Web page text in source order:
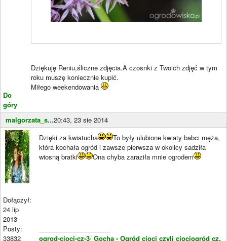
Do
góry
Dziękuję Reniu,śliczne zdjęcia.A czosnki z Twoich zdjęć w tym
roku muszę koniecznie kupić.
Miłego weekendowania
malgorzata_s...20:43, 23 sie 2014
Dołączył:
24 lip
2013
Posty:
33832
Dzięki za kwiatucha
To były ulubione kwiaty babci męża,
która kochała ogród i zawsze pierwsza w okolicy sadziła
wiosną bratki
Ona chyba zaraziła mnie ogrodem
ogrod-cioci-cz-3/ Gocha - Ogród cioci czyli ciociogród cz.